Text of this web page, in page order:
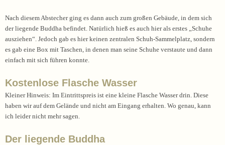
Nach diesem Abstecher ging es dann auch zum großen Gebäude, in dem sich
der liegende Buddha befindet. Natürlich hieß es auch hier als erstes „Schuhe
ausziehen“. Jedoch gab es hier keinen zentralen Schuh-Sammelplatz, sondern
es gab eine Box mit Taschen, in denen man seine Schuhe verstaute und dann
einfach mit sich führen konnte.
Kostenlose Flasche Wasser
Kleiner Hinweis: Im Eintrittspreis ist eine kleine Flasche Wasser drin. Diese
haben wir auf dem Gelände und nicht am Eingang erhalten. Wo genau, kann
ich leider nicht mehr sagen.
Der liegende Buddha